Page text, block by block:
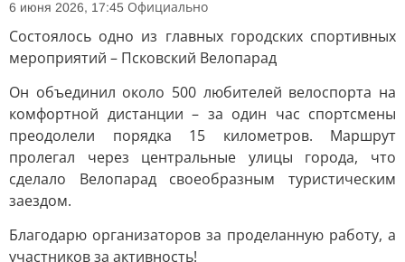
6 июня 2026, 17:45 Официально
Состоялось одно из главных городских спортивных
мероприятий – Псковский Велопарад
Он объединил около 500 любителей велоспорта на
комфортной дистанции – за один час спортсмены
преодолели порядка 15 километров. Маршрут
пролегал через центральные улицы города, что
сделало Велопарад своеобразным туристическим
заездом.
Благодарю организаторов за проделанную работу, а
участников за активность!